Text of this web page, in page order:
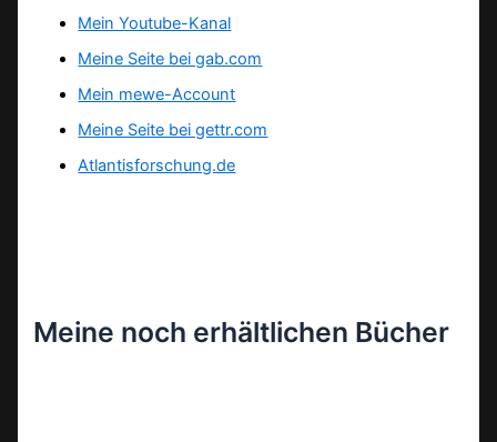
Mein Youtube-Kanal
Meine Seite bei gab.com
Mein mewe-Account
Meine Seite bei gettr.com
Atlantisforschung.de
Meine noch erhältlichen Bücher